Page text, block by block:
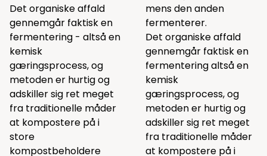
Det organiske affald
gennemgår faktisk en
fermentering - altså en
kemisk
gæringsprocess, og
metoden er hurtig og
adskiller sig ret meget
fra traditionelle måder
at kompostere på i
store
kompostbeholdere
mens den anden
fermenterer.
Det organiske affald
gennemgår faktisk en
fermentering altså en
kemisk
gæringsprocess, og
metoden er hurtig og
adskiller sig ret meget
fra traditionelle måder
at kompostere på i